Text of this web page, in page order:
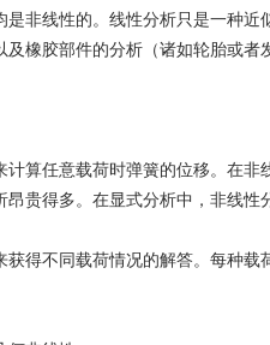
是非线性的。线性分析只是一种
橡胶部件的分析（诸如轮胎或
计算任意载荷时弹簧的位移。在
贵得多。在显式分析中，非线
获得不同载荷情况的解答。每种